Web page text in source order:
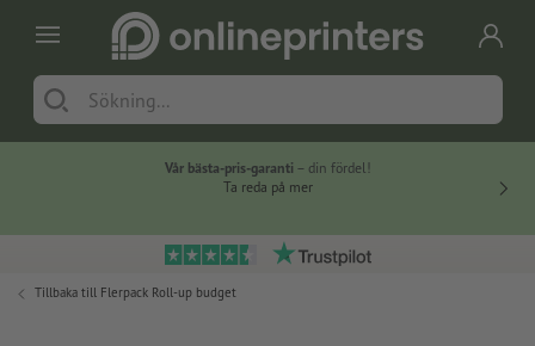
Vår bästa-pris-garanti – din fördel!
Ta reda på mer
Tillbaka till Flerpack Roll-up budget